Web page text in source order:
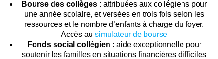
Bourse des collèges : attribuées aux collégiens pour
une année scolaire, et versées en trois fois selon les
ressources et le nombre d’enfants à charge du foyer.
Accès au simulateur de bourse
Fonds social collégien : aide exceptionnelle pour
soutenir les familles en situations financières difficiles